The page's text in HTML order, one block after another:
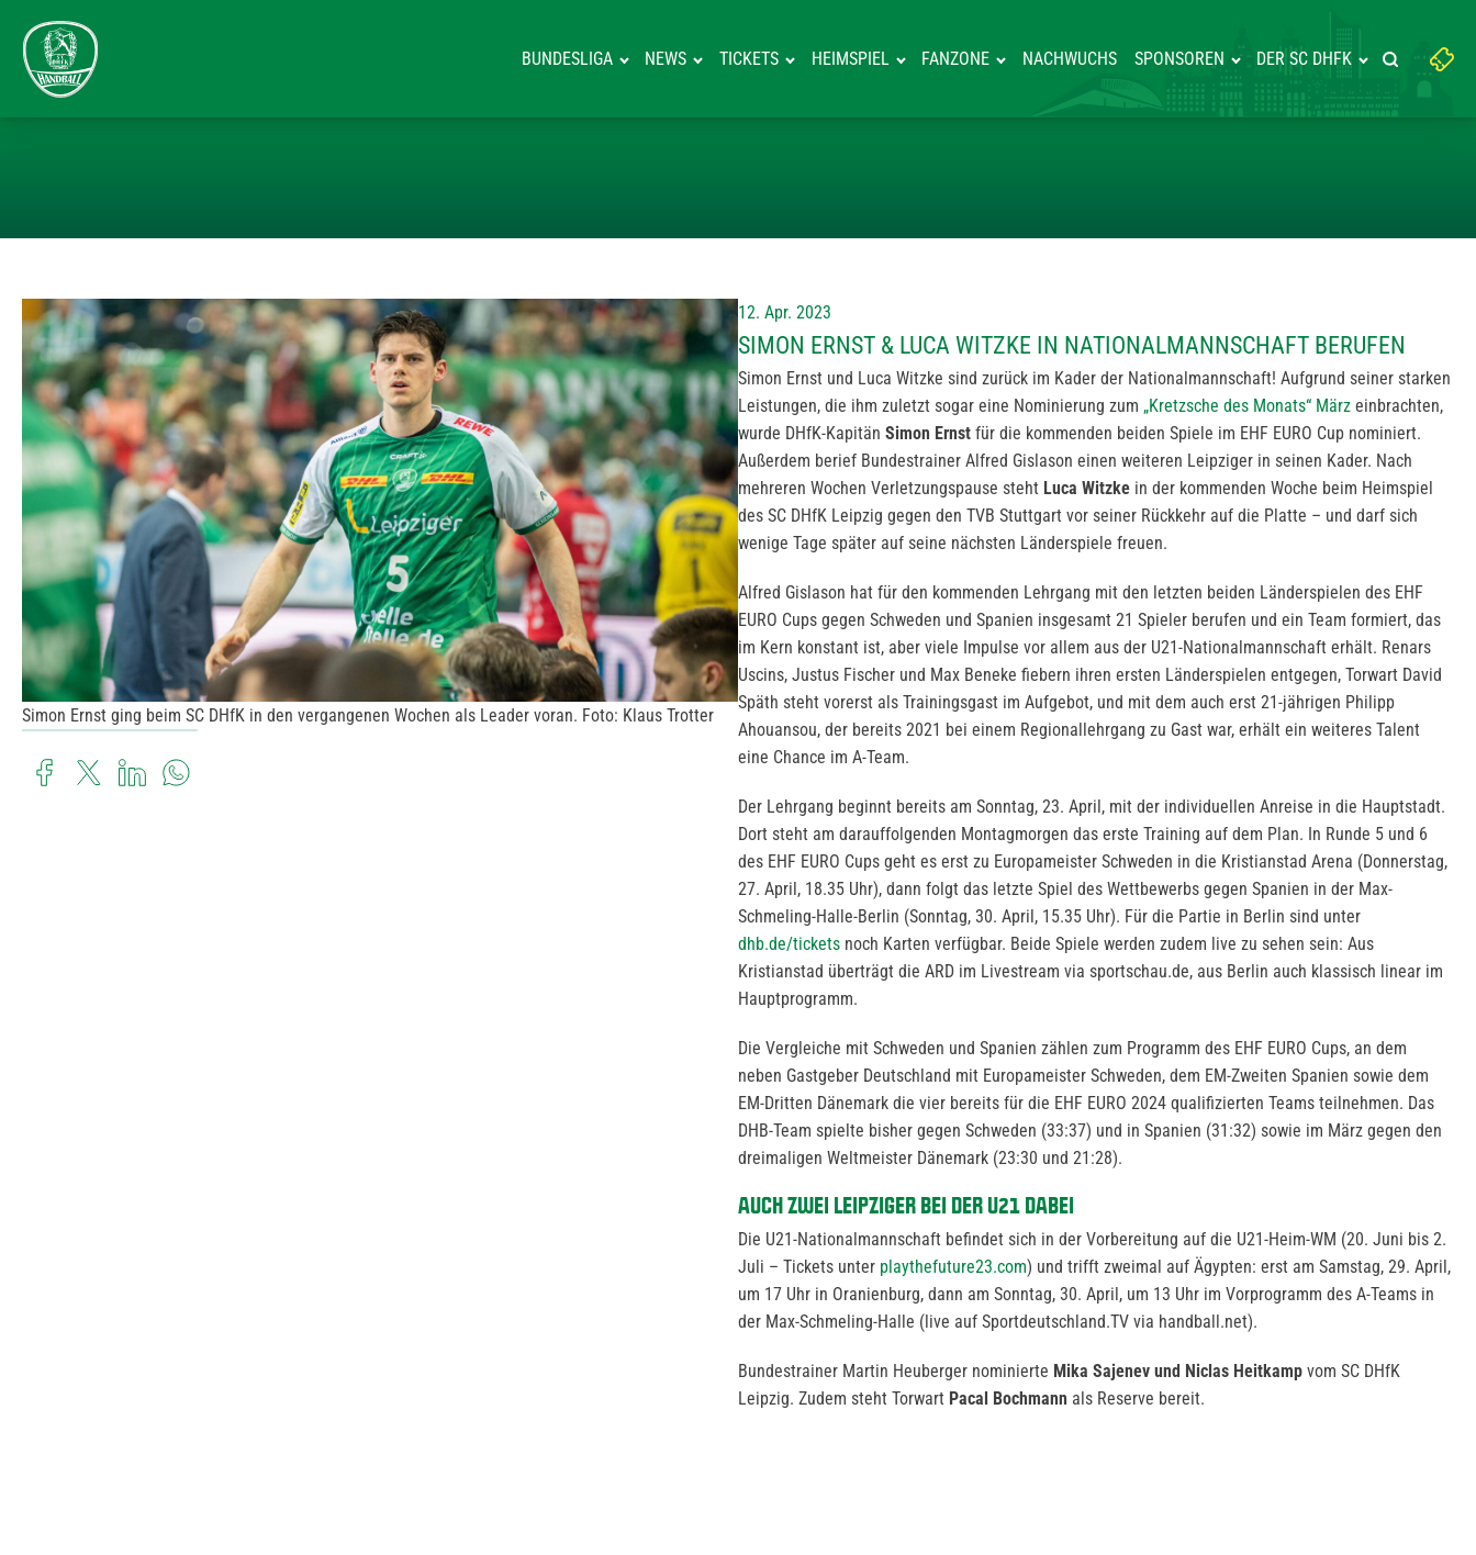
BUNDESLIGA NEWS TICKETS HEIMSPIEL FANZONE NACHWUCHS SPONSOREN DER SC DHFK
Suchbegriff
eingeben:
Suche
Simon Ernst ging beim SC DHfK in den vergangenen Wochen als Leader voran. Foto: Klaus Trotter
12. Apr. 2023
SIMON ERNST & LUCA WITZKE IN NATIONALMANNSCHAFT BERUFEN
Simon Ernst und Luca Witzke sind zurück im Kader der Nationalmannschaft! Aufgrund seiner starken
Leistungen, die ihm zuletzt sogar eine Nominierung zum „Kretzsche des Monats“ März einbrachten,
wurde DHfK-Kapitän Simon Ernst für die kommenden beiden Spiele im EHF EURO Cup nominiert.
Außerdem berief Bundestrainer Alfred Gislason einen weiteren Leipziger in seinen Kader. Nach
mehreren Wochen Verletzungspause steht Luca Witzke in der kommenden Woche beim Heimspiel
des SC DHfK Leipzig gegen den TVB Stuttgart vor seiner Rückkehr auf die Platte – und darf sich
wenige Tage später auf seine nächsten Länderspiele freuen.
Alfred Gislason hat für den kommenden Lehrgang mit den letzten beiden Länderspielen des EHF
EURO Cups gegen Schweden und Spanien insgesamt 21 Spieler berufen und ein Team formiert, das
im Kern konstant ist, aber viele Impulse vor allem aus der U21-Nationalmannschaft erhält. Renars
Uscins, Justus Fischer und Max Beneke fiebern ihren ersten Länderspielen entgegen, Torwart David
Späth steht vorerst als Trainingsgast im Aufgebot, und mit dem auch erst 21-jährigen Philipp
Ahouansou, der bereits 2021 bei einem Regionallehrgang zu Gast war, erhält ein weiteres Talent
eine Chance im A-Team.
Der Lehrgang beginnt bereits am Sonntag, 23. April, mit der individuellen Anreise in die Hauptstadt.
Dort steht am darauffolgenden Montagmorgen das erste Training auf dem Plan. In Runde 5 und 6
des EHF EURO Cups geht es erst zu Europameister Schweden in die Kristianstad Arena (Donnerstag,
27. April, 18.35 Uhr), dann folgt das letzte Spiel des Wettbewerbs gegen Spanien in der Max-
Schmeling-Halle-Berlin (Sonntag, 30. April, 15.35 Uhr). Für die Partie in Berlin sind unter
dhb.de/tickets noch Karten verfügbar. Beide Spiele werden zudem live zu sehen sein: Aus
Kristianstad überträgt die ARD im Livestream via sportschau.de, aus Berlin auch klassisch linear im
Hauptprogramm.
Die Vergleiche mit Schweden und Spanien zählen zum Programm des EHF EURO Cups, an dem
neben Gastgeber Deutschland mit Europameister Schweden, dem EM-Zweiten Spanien sowie dem
EM-Dritten Dänemark die vier bereits für die EHF EURO 2024 qualifizierten Teams teilnehmen. Das
DHB-Team spielte bisher gegen Schweden (33:37) und in Spanien (31:32) sowie im März gegen den
dreimaligen Weltmeister Dänemark (23:30 und 21:28).
AUCH ZWEI LEIPZIGER BEI DER U21 DABEI
Die U21-Nationalmannschaft befindet sich in der Vorbereitung auf die U21-Heim-WM (20. Juni bis 2.
Juli – Tickets unter playthefuture23.com) und trifft zweimal auf Ägypten: erst am Samstag, 29. April,
um 17 Uhr in Oranienburg, dann am Sonntag, 30. April, um 13 Uhr im Vorprogramm des A-Teams in
der Max-Schmeling-Halle (live auf Sportdeutschland.TV via handball.net).
Bundestrainer Martin Heuberger nominierte Mika Sajenev und Niclas Heitkamp vom SC DHfK
Leipzig. Zudem steht Torwart Pacal Bochmann als Reserve bereit.